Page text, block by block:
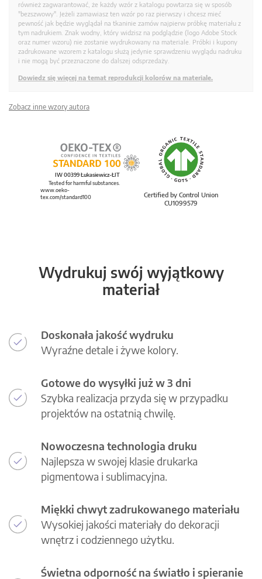
również zagwarantować, że każdy wzór z katalogu powtarza się w sposób
"bezszwowy". Jeżeli zamawiasz ten wzór po raz pierwszy i chcesz mieć
pewność jak będzie wyglądał na tkaninie zamów najpierw próbkę materiału z
tym nadrukiem. Znak wodny, który widzisz na podglądzie (logo Adobe Stock
oraz numer wzoru) nie zostanie wydrukowany na materiale. Próbki i kupony
zadrukowane wzorem z katalogu służą jedynie sprawdzeniu wyglądu nadruku
i nie mogą być przeznaczone do dalszej odsprzedaży.
Dowiedz się więcej na temat reprodukcji kolorów na materiale.
Zobacz inne wzory autora
Certified by Control Union
CU1099579
IW 00399 Łukasiewicz-ŁIT
Tested for harmful substances.
www.oeko-
tex.com/standard100
Wydrukuj swój wyjątkowy
materiał
Doskonała jakość wydruku
Wyraźne detale i żywe kolory.
Gotowe do wysyłki już w 3 dni
Szybka realizacja przyda się w przypadku
projektów na ostatnią chwilę.
Nowoczesna technologia druku
Najlepsza w swojej klasie drukarka
pigmentowa i sublimacyjna.
Miękki chwyt zadrukowanego materiału
Wysokiej jakości materiały do dekoracji
wnętrz i codziennego użytku.
Świetna odporność na światło i spieranie